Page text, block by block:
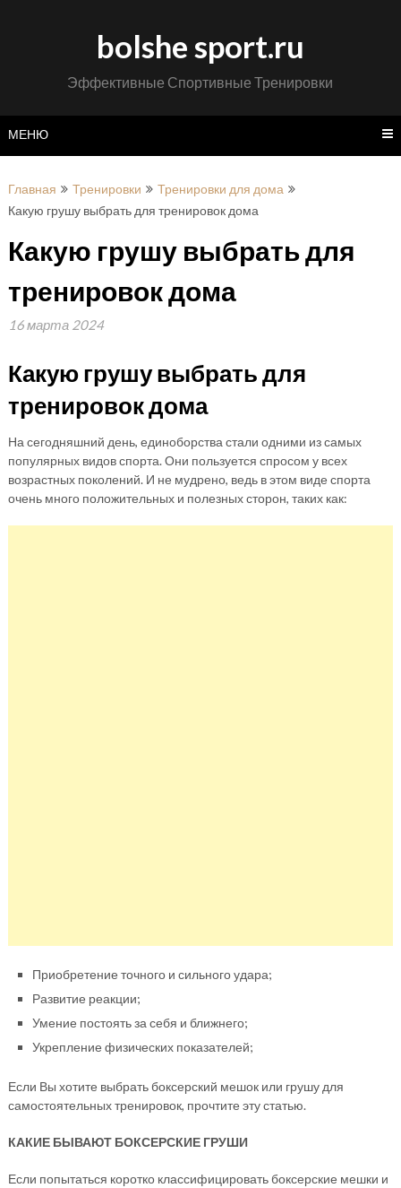
bolshe sport.ru
Эффективные Спортивные Тренировки
МЕНЮ
Главная Тренировки
Тренировки для дома
Какую грушу выбрать для тренировок дома
Какую грушу выбрать для
тренировок дома
16 марта 2024
Какую грушу выбрать для
тренировок дома
На сегодняшний день, единоборства стали одними из самых
популярных видов спорта. Они пользуется спросом у всех
возрастных поколений. И не мудрено, ведь в этом виде спорта
очень много положительных и полезных сторон, таких как:
Приобретение точного и сильного удара;
Развитие реакции;
Умение постоять за себя и ближнего;
Укрепление физических показателей;
Если Вы хотите выбрать боксерский мешок или грушу для
самостоятельных тренировок, прочтите эту статью.
КАКИЕ БЫВАЮТ БОКСЕРСКИЕ ГРУШИ
Если попытаться коротко классифицировать боксерские мешки и